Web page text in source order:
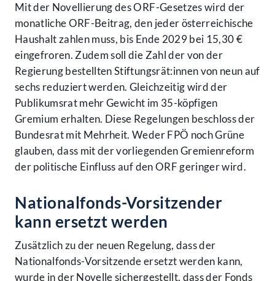
Mit der Novellierung des ORF-Gesetzes wird der
monatliche ORF-Beitrag, den jeder österreichische
Haushalt zahlen muss, bis Ende 2029 bei 15,30 €
eingefroren. Zudem soll die Zahl der von der
Regierung bestellten Stiftungsrät:innen von neun auf
sechs reduziert werden. Gleichzeitig wird der
Publikumsrat mehr Gewicht im 35-köpfigen
Gremium erhalten. Diese Regelungen beschloss der
Bundesrat mit Mehrheit. Weder FPÖ noch Grüne
glauben, dass mit der vorliegenden Gremienreform
der politische Einfluss auf den ORF geringer wird.
Nationalfonds-Vorsitzender
kann ersetzt werden
Zusätzlich zu der neuen Regelung, dass der
Nationalfonds-Vorsitzende ersetzt werden kann,
wurde in derNovellesichergestellt, dass der Fonds